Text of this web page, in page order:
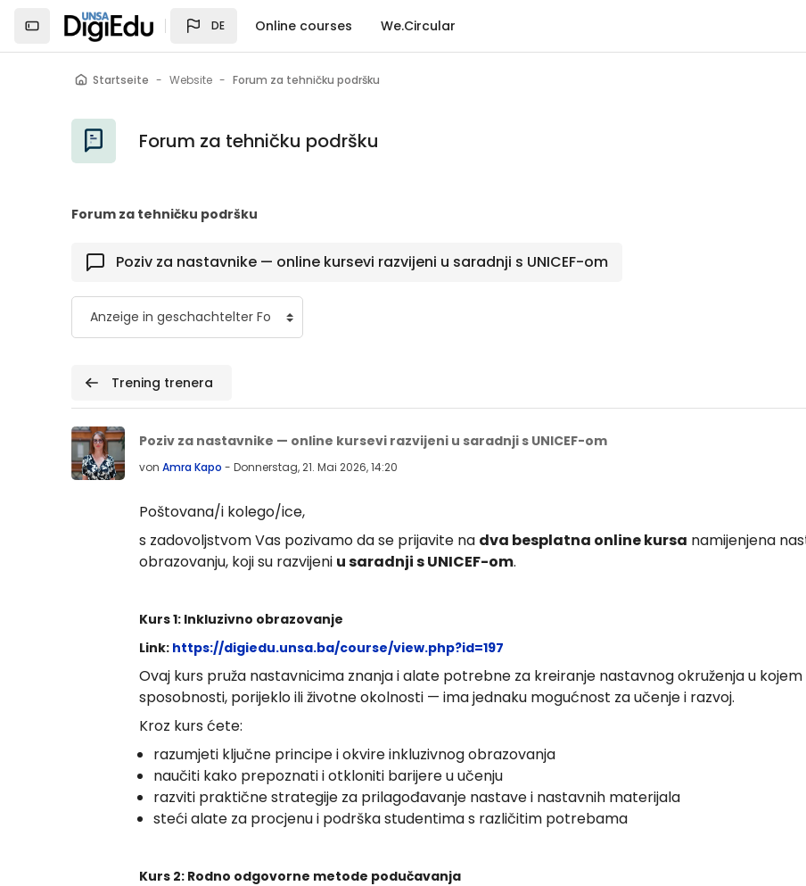
Zum Hauptinhalt
DE Online courses We.Circular
Startseite Website Forum za tehničku podršku
Forum za tehničku podršku
Forum za tehničku podršku
Poziv za nastavnike — online kursevi razvijeni u saradnji s UNICEF-om
Trening trenera
Poziv za nastavnike — online kursevi razvijeni u saradnji s UNICEF-om
von Amra Kapo - Donnerstag, 21. Mai 2026, 14:20
Anzahl Antworten: 0
Poštovana/i kolego/ice,
s zadovoljstvom Vas pozivamo da se prijavite na dva besplatna online kursa namijenjena
obrazovanju, koji su razvijeni u saradnji s UNICEF-om.
Kurs 1: Inkluzivno obrazovanje
Link: https://digiedu.unsa.ba/course/view.php?id=197
Ovaj kurs pruža nastavnicima znanja i alate potrebne za kreiranje nastavnog okruženja u
sposobnosti, porijeklo ili životne okolnosti — ima jednaku mogućnost za učenje i razvoj.
Kroz kurs ćete:
razumjeti ključne principe i okvire inkluzivnog obrazovanja
naučiti kako prepoznati i otkloniti barijere u učenju
razviti praktične strategije za prilagođavanje nastave i nastavnih materijala
steći alate za procjenu i podrška studentima s različitim potrebama
Kurs 2: Rodno odgovorne metode podučavanja